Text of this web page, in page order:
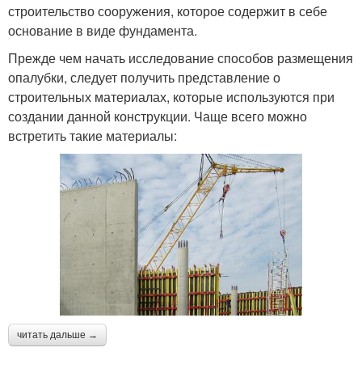
строительство сооружения, которое содержит в себе
основание в виде фундамента.
Прежде чем начать исследование способов размещения
опалубки, следует получить представление о
строительных материалах, которые используются при
создании данной конструкции. Чаще всего можно
встретить такие материалы:
читать дальше →